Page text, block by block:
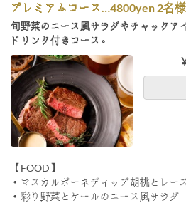
プレミアムコース…4800yen 2名
旬野菜のニース風サラダやチャックア
ドリンク付きコース。
【FOOD】
・マスカルポーネディップ胡桃とレー
・彩り野菜とケールのニース風サラダ